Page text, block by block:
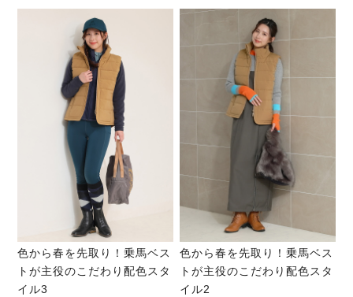
色から春を先取り！乗馬ベス
トが主役のこだわり配色スタ
イル3
色から春を先取り！乗馬ベス
トが主役のこだわり配色スタ
イル2